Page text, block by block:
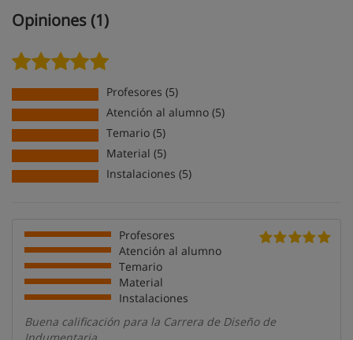
Opiniones (1)
Profesores (5)
Atención al alumno (5)
Temario (5)
Material (5)
Instalaciones (5)
Profesores
Atención al alumno
Temario
Material
Instalaciones
Buena calificación para la Carrera de Diseño de